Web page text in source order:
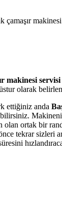
çamaşır
makinesi servisi
olarak
ettiğiniz anda
ortak bir
tekrar sizleri